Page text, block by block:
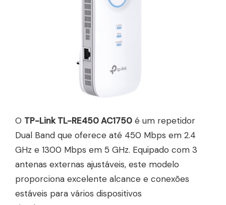
O TP-Link TL-RE450 AC1750 é um repetidor
Dual Band que oferece até 450 Mbps em 2.4
GHz e 1300 Mbps em 5 GHz. Equipado com 3
antenas externas ajustáveis, este modelo
proporciona excelente alcance e conexões
estáveis para vários dispositivos